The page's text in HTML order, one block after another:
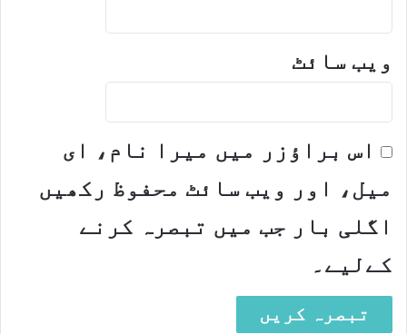
ویب‌ سائٹ
اس براؤزر میں میرا نام، ای
میل، اور ویب سائٹ محفوظ رکھیں
اگلی بار جب میں تبصرہ کرنے
کےلیے۔